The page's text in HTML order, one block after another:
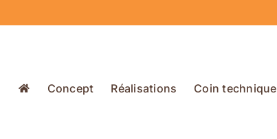
Concept Réalisations Coin technique